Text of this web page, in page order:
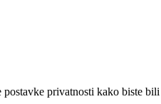
privatnosti kako biste